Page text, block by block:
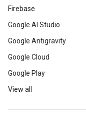
Firebase
Google AI Studio
Google Antigravity
Google Cloud
Google Play
View all